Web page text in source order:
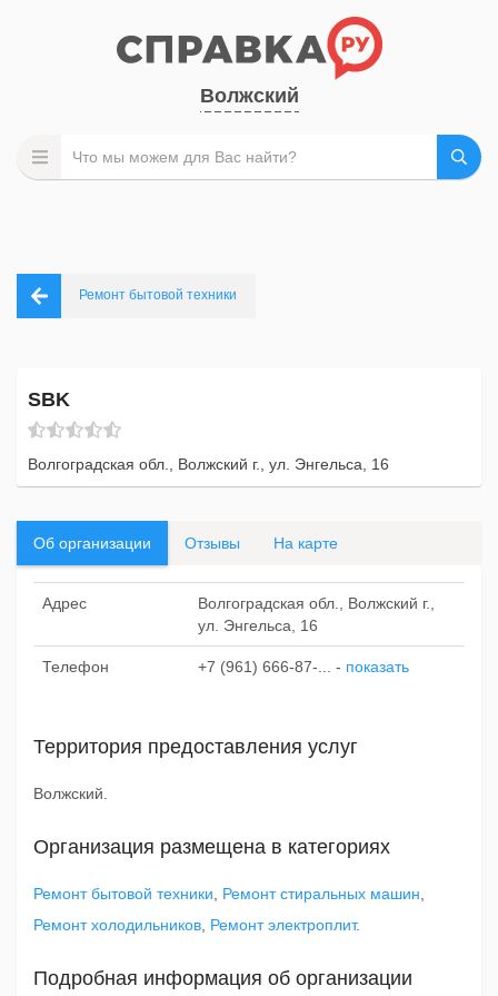
Волжский
Ремонт бытовой техники
SBK
Волгоградская обл., Волжский г., ул. Энгельса, 16
Об организации Отзывы На карте
Адрес
Волгоградская обл., Волжский г.,
ул. Энгельса, 16
Телефон +7 (961) 666-87-... - показать
Территория предоставления услуг
Волжский.
Организация размещена в категориях
Ремонт бытовой техники Ремонт стиральных машин
Ремонт холодильников Ремонт электроплит.
Подробная информация об организации